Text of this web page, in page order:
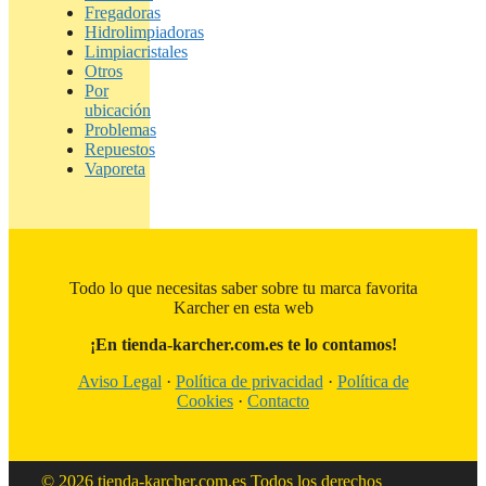
Fregadoras
Hidrolimpiadoras
Limpiacristales
Otros
Por
ubicación
Problemas
Repuestos
Vaporeta
Todo lo que necesitas saber sobre tu marca favorita
Karcher en esta web
¡En tienda-karcher.com.es te lo contamos!
Aviso Legal · Política de privacidad · Política de
Cookies · Contacto
© 2026 tienda-karcher.com.es Todos los derechos